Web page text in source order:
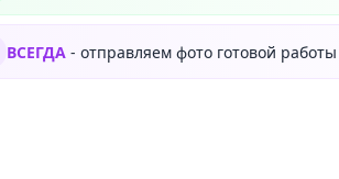
ВСЕГДА - отправляем фото готовой работы